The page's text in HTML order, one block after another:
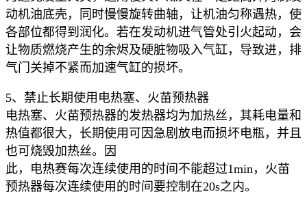
动机油底壳，同时慢慢旋转曲轴，让机油匀称遇热，使
各部位都得到润化。若在发动机进气管处引火起动，会
让物质燃烧产生的余烬及硬脏物吸入气缸，导致进，排
气门关掉不紧而加速气缸的损坏。
5、禁止长期使用电热塞、火苗预热器
电热塞、火苗预热器的发热器均为加热丝，其耗电量和
热值都很大，长期使用可因急剧放电而损坏电瓶，并且
也可烧毁加热丝。因
此，电热赛每次连续使用的时间不能超过1min，火苗
预热器每次连续使用的时间要控制在20s之内。